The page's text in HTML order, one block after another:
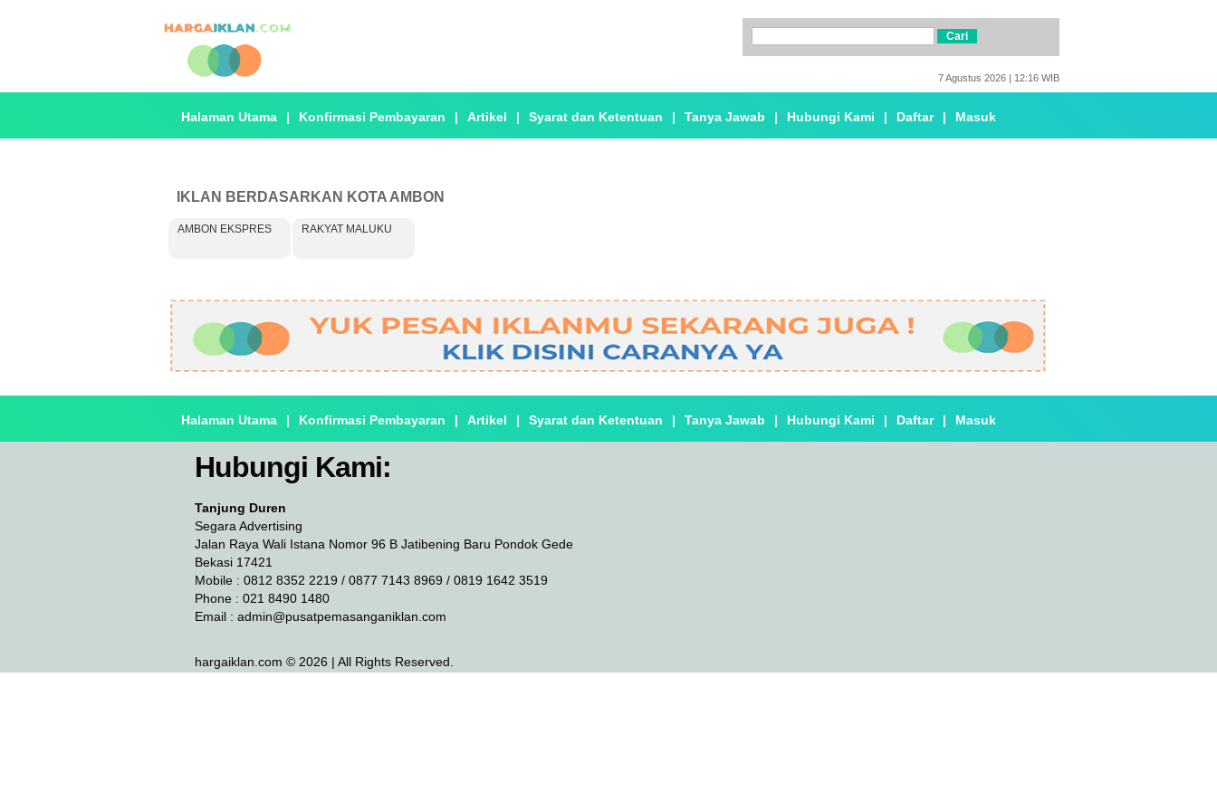
7 Agustus 2026 | 12:16 WIB
Halaman Utama | Konfirmasi Pembayaran | Artikel | Syarat dan Ketentuan | Tanya Jawab | Hubungi Kami | Daftar | Masuk
IKLAN BERDASARKAN KOTA AMBON
AMBON EKSPRES RAKYAT MALUKU
Halaman Utama | Konfirmasi Pembayaran | Artikel | Syarat dan Ketentuan | Tanya Jawab | Hubungi Kami | Daftar | Masuk
Hubungi Kami:
Tanjung Duren
Segara Advertising
Jalan Raya Wali Istana Nomor 96 B Jatibening Baru Pondok Gede
Bekasi 17421
Mobile : 0812 8352 2219 / 0877 7143 8969 / 0819 1642 3519
Phone : 021 8490 1480
Email : admin@pusatpemasanganiklan.com
hargaiklan.com © 2026 | All Rights Reserved.